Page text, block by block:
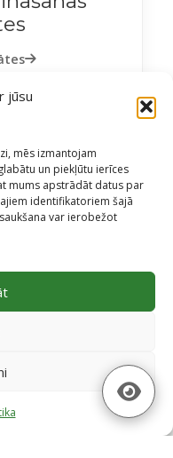
jūsu
mēs izmantojam
un piekļūtu ierīces
mums apstrādāt datus par
identifikatoriem šajā
var ierobežot